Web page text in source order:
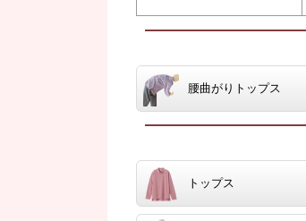
腰曲がりトップス
トップス